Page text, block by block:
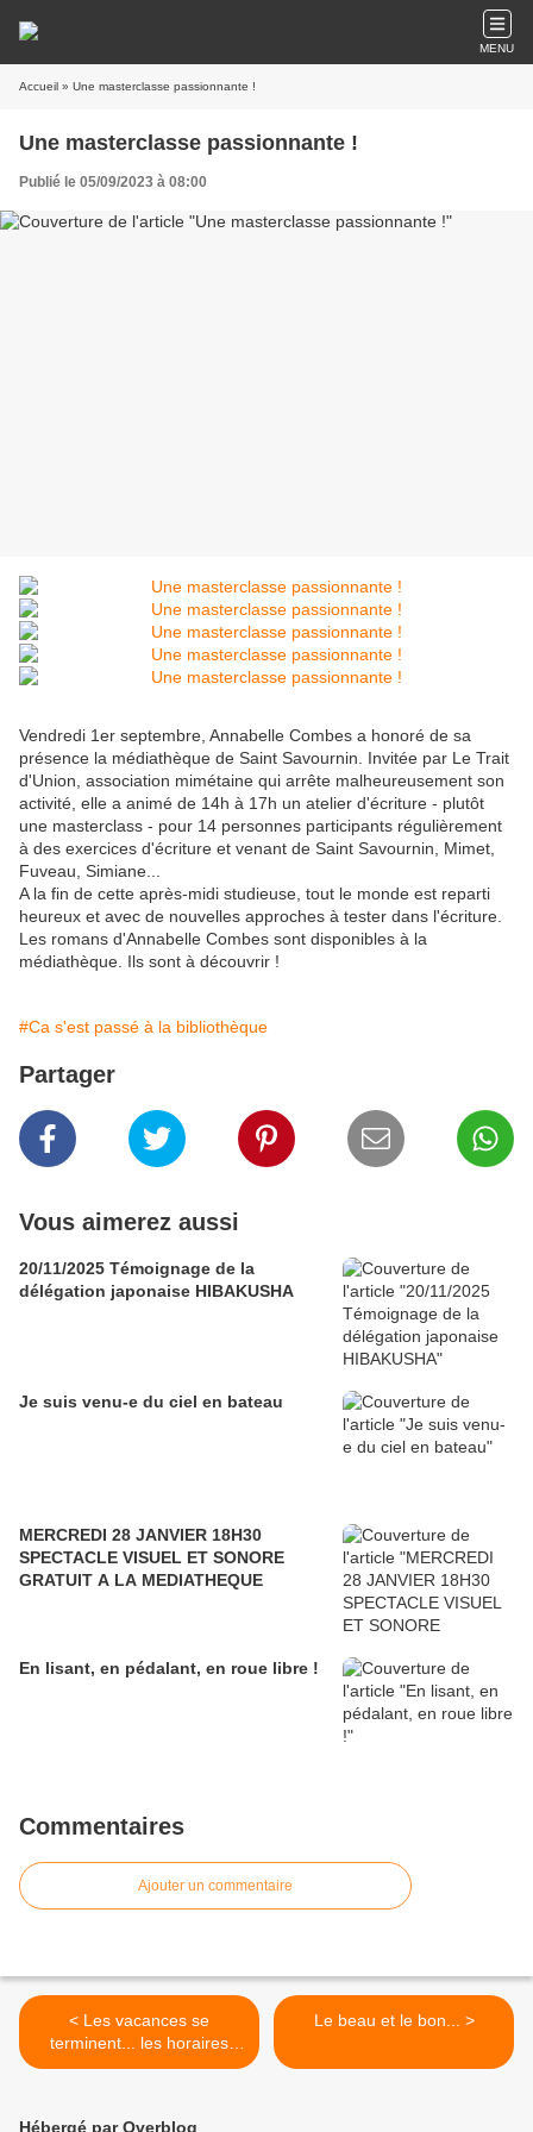
MENU
Accueil » Une masterclasse passionnante !
Une masterclasse passionnante !
Publié le 05/09/2023 à 08:00
Vendredi 1er septembre, Annabelle Combes a honoré de sa
présence la médiathèque de Saint Savournin. Invitée par Le Trait
d'Union, association mimétaine qui arrête malheureusement son
activité, elle a animé de 14h à 17h un atelier d'écriture - plutôt
une masterclass - pour 14 personnes participants régulièrement
à des exercices d'écriture et venant de Saint Savournin, Mimet,
Fuveau, Simiane...
A la fin de cette après-midi studieuse, tout le monde est reparti
heureux et avec de nouvelles approches à tester dans l'écriture.
Les romans d'Annabelle Combes sont disponibles à la
médiathèque. Ils sont à découvrir !
#Ca s'est passé à la bibliothèque
Partager
Vous aimerez aussi
20/11/2025 Témoignage de la
délégation japonaise HIBAKUSHA
Je suis venu-e du ciel en bateau
MERCREDI 28 JANVIER 18H30
SPECTACLE VISUEL ET SONORE
GRATUIT A LA MEDIATHEQUE
En lisant, en pédalant, en roue libre !
Commentaires
Ajouter un commentaire
< Les vacances se
terminent... les horaires
changent !
Le beau et le bon... >
Hébergé par Overblog